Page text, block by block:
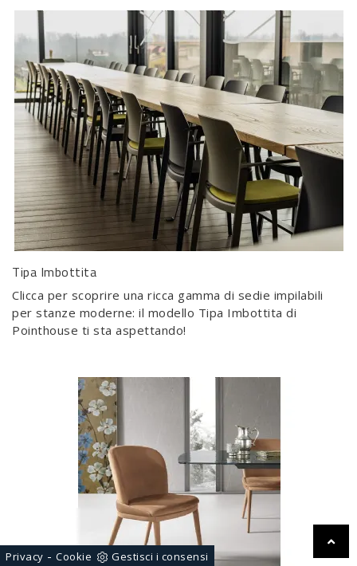
Privacy - Cookie Gestisci i consensi
Tipa Imbottita
Clicca per scoprire una ricca gamma di sedie impilabili
per stanze moderne: il modello Tipa Imbottita di
Pointhouse ti sta aspettando!